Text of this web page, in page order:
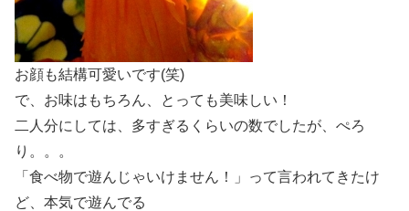
お顔も結構可愛いです(笑)
で、お味はもちろん、とっても美味しい！
二人分にしては、多すぎるくらいの数でしたが、ぺろ
り。。。
「食べ物で遊んじゃいけません！」って言われてきたけ
ど、本気で遊んでる